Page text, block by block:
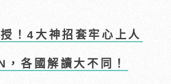
！4大神招套牢心上人
各國解讀大不同！